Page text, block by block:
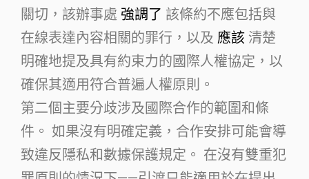
關切，該辦事處 強調了 該條約不應包括與
在線表達內容相關的罪行，以及 應該 清楚
明確地提及具有約束力的國際人權協定，以
確保其適用符合普遍人權原則。
第二個主要分歧涉及國際合作的範圍和條
件。 如果沒有明確定義，合作安排可能會導
致違反隱私和數據保護規定。 在沒有雙重犯